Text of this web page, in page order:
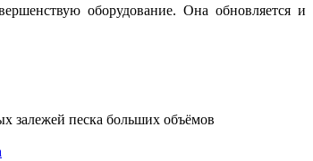
оборудование. Она обновляется и
залежей песка больших объёмов